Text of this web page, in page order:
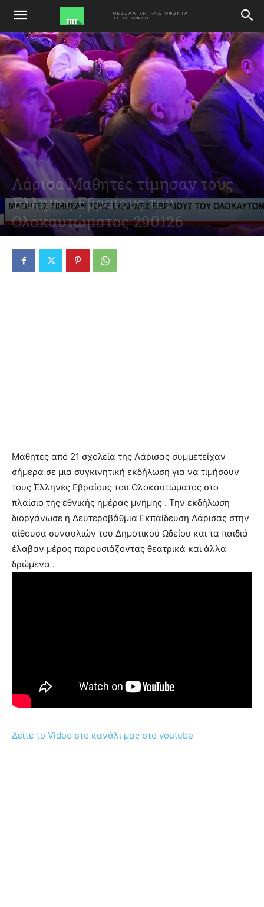
ΘΕΣΣΑΛΙΚΗ ΡΑΔΙΟΦΩΝΙΑ
ΤΗΛΕΟΡΑΣΗ
ΑΡΧΙΚΗ
Λάρισα Μαθητές τίμησαν τους
Έλληνες Εβραίους του
Ολοκαυτώματος 290126
Μαθητές από 21 σχολεία της Λάρισας συμμετείχαν
σήμερα σε μια συγκινητική εκδήλωση για να τιμήσουν
τους Έλληνες Εβραίους του Ολοκαυτώματος στο
πλαίσιο της εθνικής ημέρας μνήμης . Την εκδήλωση
διοργάνωσε η Δευτεροβάθμια Εκπαίδευση Λάρισας στην
αίθουσα συναυλιών του Δημοτικού Ωδείου και τα παιδιά
έλαβαν μέρος παρουσιάζοντας θεατρικά και άλλα
δρώμενα .
Δείτε το Video στο κανάλι μας στο youtube